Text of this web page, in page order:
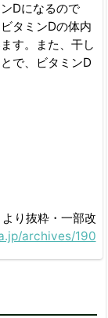
Dになるので
タミンDの体内
す。また、干し
で、ビタミンD
り抜粋・一部改
archives/190